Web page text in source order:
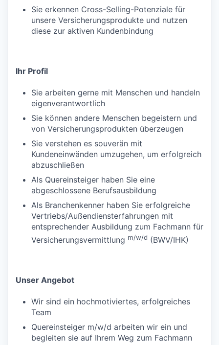
Sie erkennen Cross-Selling-Potenziale für
unsere Versicherungsprodukte und nutzen
diese zur aktiven Kundenbindung
Ihr Profil
Sie arbeiten gerne mit Menschen und handeln
eigenverantwortlich
Sie können andere Menschen begeistern und
von Versicherungsprodukten überzeugen
Sie verstehen es souverän mit
Kundeneinwänden umzugehen, um erfolgreich
abzuschließen
Als Quereinsteiger haben Sie eine
abgeschlossene Berufsausbildung
Als Branchenkenner haben Sie erfolgreiche
Vertriebs/Außendiensterfahrungen mit
entsprechender Ausbildung zum Fachmann für
Versicherungsvermittlung m/w/d (BWV/IHK)
Unser Angebot
Wir sind ein hochmotiviertes, erfolgreiches
Team
Quereinsteiger m/w/d arbeiten wir ein und
begleiten sie auf Ihrem Weg zum Fachmann